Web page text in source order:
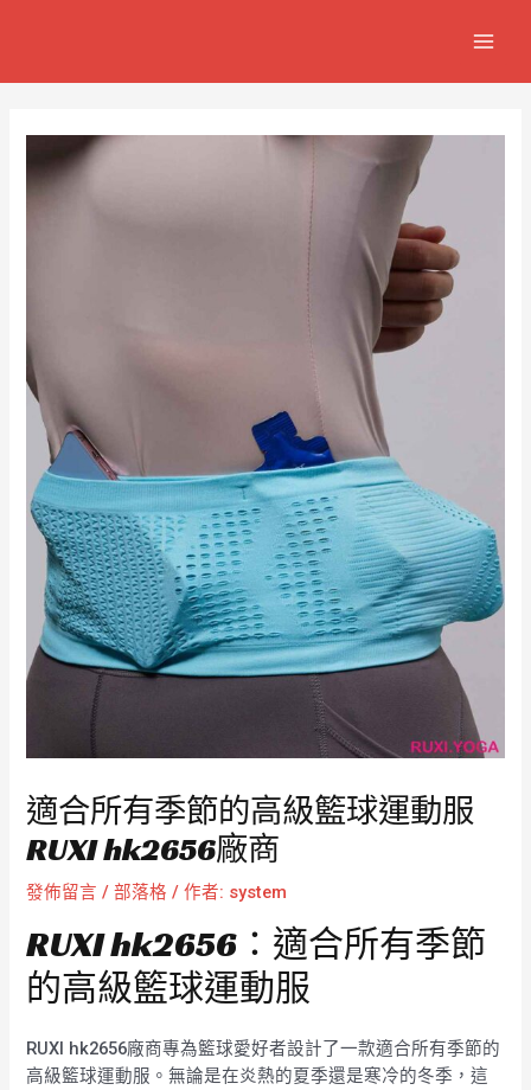
適合所有季節的高級籃球運動服
RUXI hk2656廠商
發佈留言 /部落格 / 作者: system
RUXI hk2656：適合所有季節
的高級籃球運動服
RUXI hk2656廠商專為籃球愛好者設計了一款適合所有季節的
高級籃球運動服。無論是在炎熱的夏季還是寒冷的冬季，這